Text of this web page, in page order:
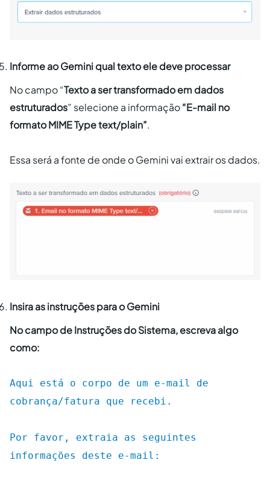
Informe ao Gemini qual texto ele deve processar
No campo “Texto a ser transformado em dados
estruturados” selecione a informação“E-mail no
formato MIME Type text/plain”.
Essa será a fonte de onde o Gemini vai extrair os dados.
Insira as instruções para o Gemini
No campo de Instruções do Sistema, escreva algo
como:
Aqui está o corpo de um e-mail de
cobrança/fatura que recebi.
Por favor, extraia as seguintes
informações deste e-mail: